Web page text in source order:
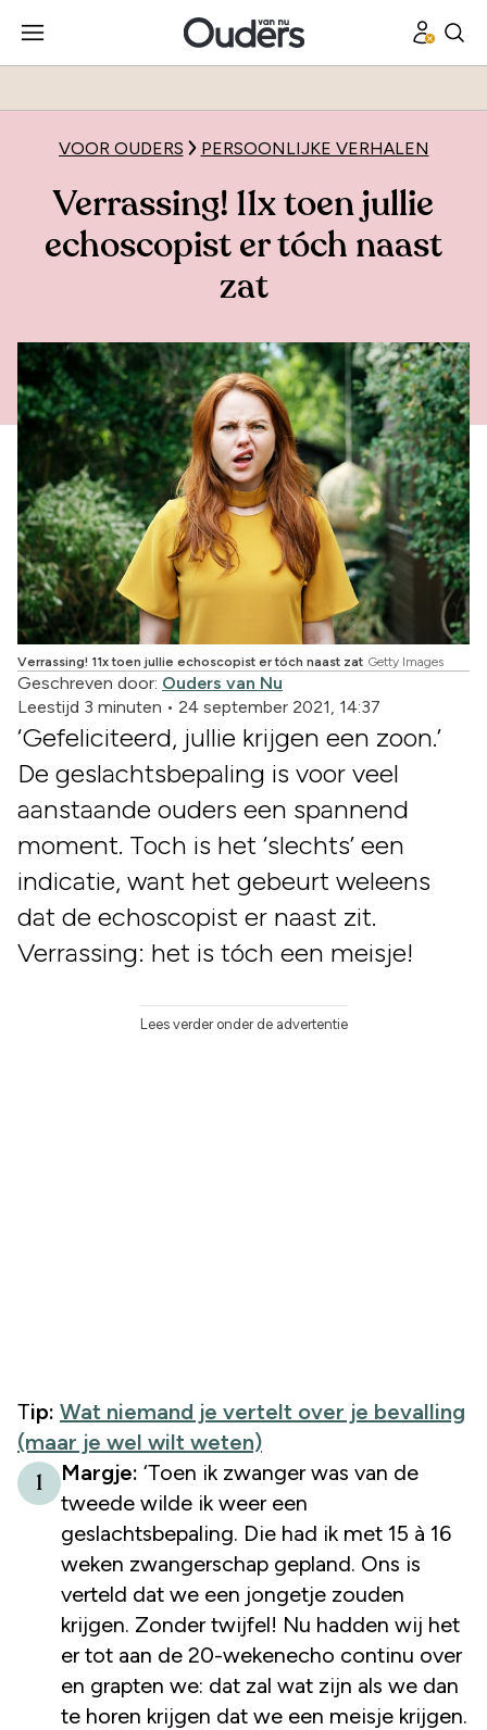
VOOR OUDERS PERSOONLIJKE VERHALEN
Verrassing! 11x toen jullie
echoscopist er tóch naast
zat
Verrassing! 11x toen jullie echoscopist er tóch naast zat Getty Images
Geschreven door: Ouders van Nu
Leestijd 3 minuten • 24 september 2021, 14:37
‘Gefeliciteerd, jullie krijgen een zoon.’
De geslachtsbepaling is voor veel
aanstaande ouders een spannend
moment. Toch is het ‘slechts’ een
indicatie, want het gebeurt weleens
dat de echoscopist er naast zit.
Verrassing: het is tóch een meisje!
Lees verder onder de advertentie
Tip: Wat niemand je vertelt over je bevalling
(maar je wel wilt weten)
1 Margje: ‘Toen ik zwanger was van de
tweede wilde ik weer een
geslachtsbepaling. Die had ik met 15 à 16
weken zwangerschap gepland. Ons is
verteld dat we een jongetje zouden
krijgen. Zonder twijfel! Nu hadden wij het
er tot aan de 20-wekenecho continu over
en grapten we: dat zal wat zijn als we dan
te horen krijgen dat we een meisje krijgen.